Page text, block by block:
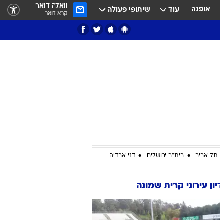
אופנה עוד שיתופי פעולה וואלה דואר
קרא דואר
תל אביב בית"ר ירושלים דני אבדיה
עירוני קרית שמונה